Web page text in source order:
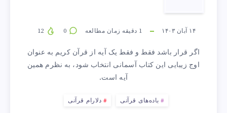
و
زمین
۱۴ آبان ۱۴۰۳ 1 دقیقه زمان مطالعه 0
اگر قرار باشد فقط و فقط یک آیه از قرآن کریم به عنوان
اوج زیبایی این کتاب آسمانی انتخاب شود، به نظرم همین
آیه است.
باده‌های قرآنی دلارام قرآنی